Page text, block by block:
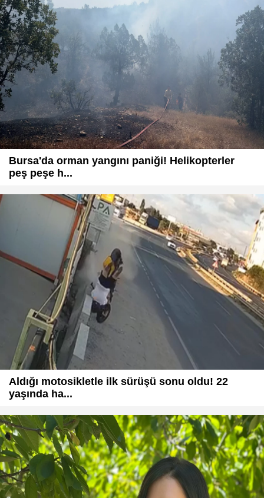
Bursa'da orman yangını paniği! Helikopterler
peş peşe h...
Aldığı motosikletle ilk sürüşü sonu oldu! 22
yaşında ha...